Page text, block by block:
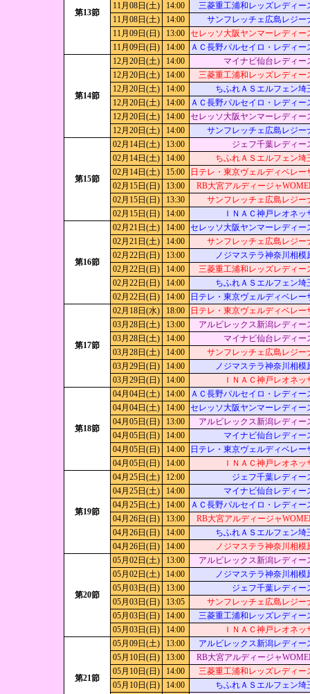
第13節
11月08日(土)
14:00
三菱重工浦和レッズレディー
11月08日(土)
14:00
サンフレッチェ広島レジー
11月09日(日)
13:00 セレッソ大阪ヤンマーレディー
11月09日(日)
14:00 ＡＣ長野パルセイロ・レディー
第14節
12月20日(土) 14:00
マイナビ仙台レディー
12月20日(土)
14:00
三菱重工浦和レッズレディー
12月20日(土)
14:00
ちふれＡＳエルフェン埼
12月20日(土)
14:00
ＡＣ長野パルセイロ・レディー
12月20日(土)
14:00 セレッソ大阪ヤンマーレディー
12月20日(土)
14:00 サンフレッチェ広島レジー
第15節
02月14日(土) 13:00
ジェフ千葉レディー
02月14日(土)
14:00
ちふれＡＳエルフェン埼
02月14日(土)
15:00
日テレ・東京ヴェルディベレー
02月15日(日)
13:00
RB大宮アルディージャ
02月15日(日)
13:30
サンフレッチェ広島レジー
02月15日(日)
14:00 ＩＮＡＣ神戸レオネッ
第16節
02月21日(土) 14:00 セレッソ大阪ヤンマーレディー
02月21日(土)
14:00
サンフレッチェ広島レジー
02月22日(日)
13:00
ノジマステラ神奈川相模
02月22日(日)
14:00
三菱重工浦和レッズレディー
02月22日(日)
14:00
ちふれＡＳエルフェン埼
02月22日(日)
14:00 日テレ・東京ヴェルディベレー
第17節
02月18日(水) 18:00
日テレ・東京ヴェルディベレー
03月28日(土)
13:00
アルビレックス新潟レディー
03月28日(土)
14:00
マイナビ仙台レディー
03月28日(土)
14:00
サンフレッチェ広島レジー
03月29日(日)
14:00
ノジマステラ神奈川相模
03月29日(日)
14:00 ＩＮＡＣ神戸レオネッ
第18節
04月04日(土) 14:00
ＡＣ長野パルセイロ・レディー
04月04日(土)
14:00 セレッソ大阪ヤンマーレディー
04月05日(日)
13:00
アルビレックス新潟レディー
04月05日(日)
14:00
マイナビ仙台レディー
04月05日(日)
14:00
日テレ・東京ヴェルディベレー
04月05日(日)
14:00 ＩＮＡＣ神戸レオネッ
第19節
04月25日(土) 12:00
ジェフ千葉レディー
04月25日(土)
14:00
マイナビ仙台レディー
04月25日(土)
14:00
ＡＣ長野パルセイロ・レディー
04月26日(日)
13:00
RB大宮アルディージャ
04月26日(日)
14:00
ちふれＡＳエルフェン埼
04月26日(日)
14:00 ノジマステラ神奈川相模
第20節
05月02日(土) 13:00
アルビレックス新潟レディー
05月02日(土)
14:00
ノジマステラ神奈川相模
05月03日(日)
13:00
ジェフ千葉レディー
05月03日(日)
13:05
サンフレッチェ広島レジー
05月03日(日)
14:00
三菱重工浦和レッズレディー
05月03日(日)
14:00 ＩＮＡＣ神戸レオネッ
第21節
05月09日(土) 13:00
アルビレックス新潟レディー
05月10日(日)
13:00
RB大宮アルディージャ
05月10日(日)
14:00
三菱重工浦和レッズレディー
05月10日(日)
14:00 ちふれＡＳエルフェン埼